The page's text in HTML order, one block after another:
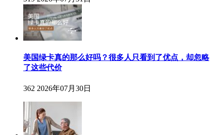
美国绿卡真的那么好吗？很多人只看到了优点，却忽略
了这些代价
362 2026年07月30日